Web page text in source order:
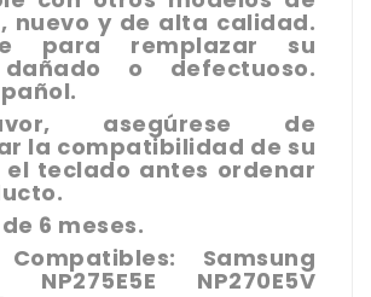
nuevo y de alta calidad.
para remplazar su
o defectuoso.
asegúrese de
la compatibilidad de su
teclado antes ordenar
6 meses.
Samsung
NP275E5E NP270E5V